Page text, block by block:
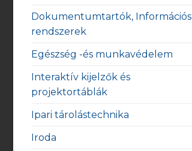
Dokumentumtartók, Információs
rendszerek
Egészség -és munkavédelem
Interaktív kijelzők és
projektortáblák
Ipari tárolástechnika
Iroda